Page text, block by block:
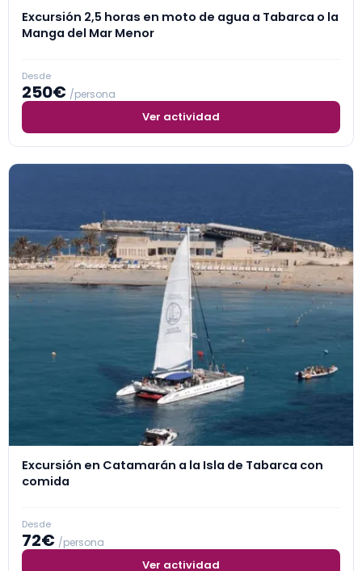
Excursión 2,5 horas en moto de agua a Tabarca o la
Manga del Mar Menor
Desde
250€ /persona
Ver actividad
Excursión en Catamarán a la Isla de Tabarca con
comida
Desde
72€ /persona
Ver actividad